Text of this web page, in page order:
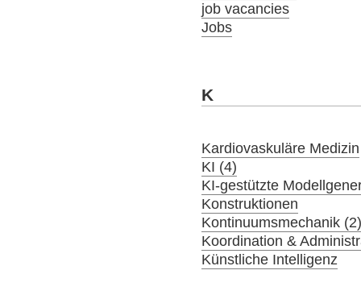
job vacancies
Jobs
K
Kardiovaskuläre Medizin
KI (4)
KI-gestützte
Konstruktionen
Kontinuumsmechanik
Koordination &
Künstliche Intelligenz